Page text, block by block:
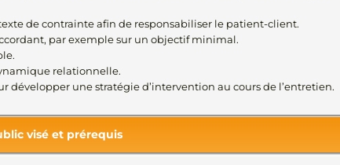
de contrainte afin de responsabiliser le patient-client.
par exemple sur un objectif minimal.
relationnelle.
développer une stratégie d’intervention au cours de l’entretien.
visé et prérequis